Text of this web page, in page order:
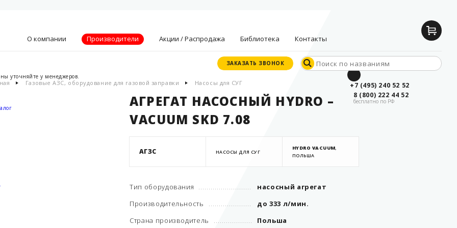
О компании
Видение, миссия
Производители Акции / Распродажа Библиотека
производителей
Опросные листы
Статьи
Дилерские
Контакты
+7 (495) 240 52 52
8 (800) 222 44 52
бесплатно по РФ
ЗАКАЗАТЬ ЗВОНОК
ЗАКАЗАТЬ ЗВОНОК
уточняйте у менеджеров.
Газовые АЗС, оборудование для газовой заправки Насосы для СУГ
АГРЕГАТ НАСОСНЫЙ HYDRO –
VACUUM SKD 7.08
АГЗС НАСОСЫ ДЛЯ СУГ
HYDRO VACUUM,
ПОЛЬША
Тип оборудования
насосный агрегат
Производительность
до 333 л/мин.
Страна производитель
Польша